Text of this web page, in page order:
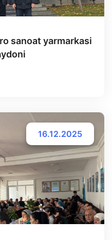
sanoat yarmarkasi
16.12.2025